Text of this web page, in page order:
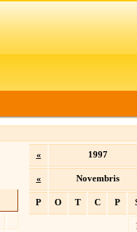
« 1997
« Novembris
P O T C P